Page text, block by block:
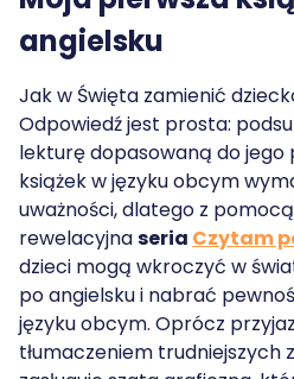
angielsku
Jak w Święta zamienić
Odpowiedź jest prosta:
lekturę dopasowaną do
książek w języku obcym
uważności, dlatego z
rewelacyjnaseria Czytam
dzieci mogą wkroczyć w
po angielsku i nabrać
języku obcym. Oprócz
tłumaczeniem trudniejszych